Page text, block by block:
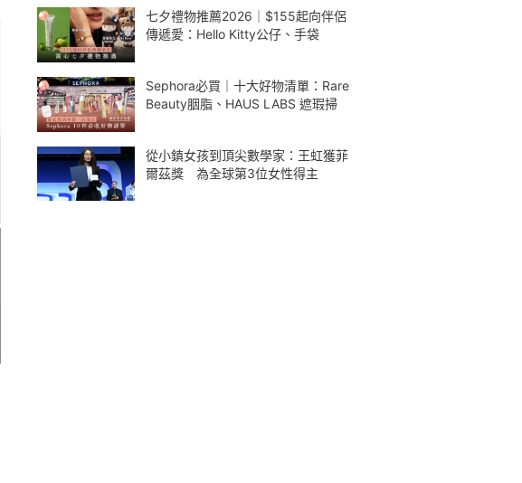
七夕禮物推薦2026｜$155起向伴侶
傳遞愛：Hello Kitty公仔、手袋
Sephora必買｜十大好物清單：Rare
Beauty胭脂、HAUS LABS 遮瑕掃
從小鎮女孩到頂尖數學家：王虹獲菲
爾茲獎 為全球第3位女性得主